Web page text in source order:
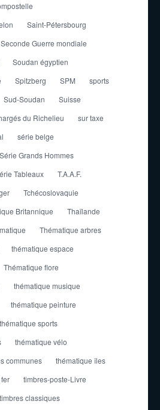
Saint-Pétersbourg
Seconde Guerre mondiale
Soudan égyptien
Spitzberg SPM
sports
Sud-Soudan
Suisse
du Richelieu
sur taxe
série belge
Série Grands Hommes
Tableaux
T.A.A.F.
Tchécoslovaquie
Britannique
Thaïlande
Thématique arbres
thématique espace
Thématique flore
thématique musique
thématique peinture
thématique sports
thématique vélo
communes
thématique îles
timbres-poste-Livre
timbres classiques